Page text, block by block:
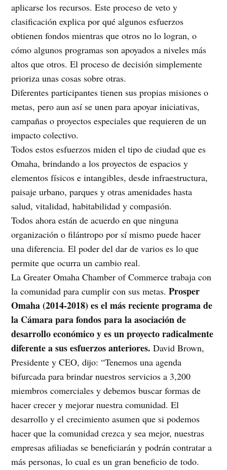
aplicarse los recursos. Este proceso de veto y
clasificación explica por qué algunos esfuerzos
obtienen fondos mientras que otros no lo logran, o
cómo algunos programas son apoyados a niveles más
altos que otros. El proceso de decisión simplemente
prioriza unas cosas sobre otras.
Diferentes participantes tienen sus propias misiones o
metas, pero aun así se unen para apoyar iniciativas,
campañas o proyectos especiales que requieren de un
impacto colectivo.
Todos estos esfuerzos miden el tipo de ciudad que es
Omaha, brindando a los proyectos de espacios y
elementos físicos e intangibles, desde infraestructura,
paisaje urbano, parques y otras amenidades hasta
salud, vitalidad, habitabilidad y compasión.
Todos ahora están de acuerdo en que ninguna
organización o filántropo por sí mismo puede hacer
una diferencia. El poder del dar de varios es lo que
permite que ocurra un cambio real.
La Greater Omaha Chamber of Commerce trabaja con
la comunidad para cumplir con sus metas.Prosper
Omaha (2014-2018) es el más reciente programa de
la Cámara para fondos para la asociación de
desarrollo económico y es un proyecto radicalmente
diferente a sus esfuerzos anteriores. David Brown,
Presidente y CEO, dijo: “Tenemos una agenda
bifurcada para brindar nuestros servicios a 3,200
miembros comerciales y debemos buscar formas de
hacer crecer y mejorar nuestra comunidad. El
desarrollo y el crecimiento asumen que si podemos
hacer que la comunidad crezca y sea mejor, nuestras
empresas afiliadas se beneficiarán y podrán contratar a
más personas, lo cual es un gran beneficio de todo.